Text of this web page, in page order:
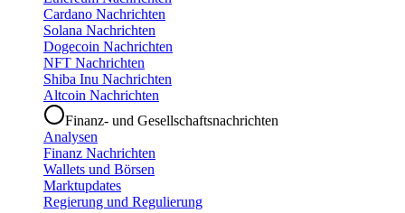
Cardano Nachrichten
Solana Nachrichten
Dogecoin Nachrichten
NFT Nachrichten
Shiba Inu Nachrichten
Altcoin Nachrichten
Finanz- und Gesellschaftsnachrichten
Analysen
Finanz Nachrichten
Wallets und Börsen
Marktupdates
Regierung und Regulierung